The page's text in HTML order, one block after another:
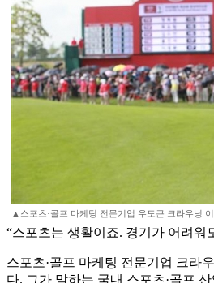
▲스포츠·골프 마케팅 전문기업 우도근 크라우닝 이
“스포츠는 생활이죠. 경기가 어려워
스포츠·골프 마케팅 전문기업 크라
다. 그가 말하는 국내 스포츠·골프